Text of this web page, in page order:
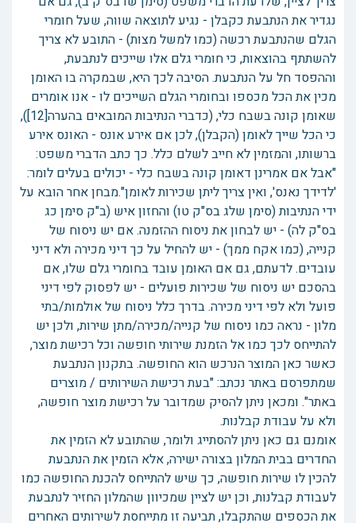
נגדיר את הנתבעת כקבלן - נגיע לתוצאה שווה, שעל חומרי
הגלם שהנתבעת רכשה (כמו למשל מצות) - התובע לא צריך
להשתתף בהוצאות, כי חומרי גלם אלו שייכים לנתבעת,
וההפסד חל על הנתבעת. הסיבה לכך היא, שבמקרה בו האומן
מכין את הכל מכספו ובחומרי הגלם השייכים לו - אנו אומרים
שאומן קונה בשבח כלי, (כדברי הנתיבות המובאים בהערה[12]),
כי הכל שייך לאומן (הקבלן), לכן אם אירע אונס - האונס אירע
ברשותו, והמזמין לא חייב לשלם כלל. כך כתב הדברי משפט:
"אבל אם אמרינן דאומן קונה בשבח כלי - יכולים בעלים לומר:
'לדידך נאנס', ואין צריך ליתן שכירות לאומן".מבחן אחר הובא על
ידי הנתיבות (סימן שלג בס"ק טו) והחזון איש (ב"ק סימן כג
בס"ק לה) - יש לבחון את ניסוח ההזמנה. אם יש ניסוח של
קנייה, (כמו אקח ממך) - יש להחיל על כך דיני מכירה ולא דיני
עובדים. לדעתם, גם אם האומן עובד בחומרי גלם שלו, אם
בהסכם יש ניסוח של שכירות פועלים - יש לפסוק לפי דיני
פועל ולא לפי דיני מכירה. בדרך כלל ניסוח של אולמות/בתי
מלון - נראה כמו ניסוח של קנייה/מכירה/מתן שירות, ולכן יש
להתייחס לכך כמו אל הזמנת שירותי חופשה וכל רכישת מוצר,
כאשר כאן המוצר הנרכש הוא החופשה. בתקנון הנתבעת
שמתפרסם באתר נכתב: "בעת רכישת השירותים / מוצרים
באתר". ומכאן ניתן להסיק שמדובר על רכישת מוצר חופשה,
ולא על עבודת קבלנות.
אומנם גם כאן ניתן להסתייג ולומר, שהתובע לא הזמין את
החדרים בבית המלון בצורה ישירה, אלא הזמין את הנתבעת
להכין לו שירות חופשה, כך שיש להתייחס להכנת החופשה כמו
לעבודת קבלנות, וכן יש לציין שמכיוון שהמלון החזיר לנתבעת
את הכספים שהתקבלו, תביעה זו מתייחסת לשירותים האחרים